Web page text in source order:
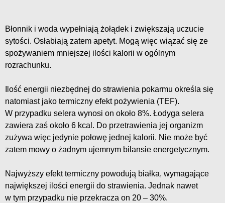
Błonnik i woda wypełniają żołądek i zwiększają uczucie
sytości. Osłabiają zatem apetyt. Mogą więc wiązać się ze
spożywaniem mniejszej ilości kalorii w ogólnym
rozrachunku.
Ilość energii niezbędnej do strawienia pokarmu określa się
natomiast jako termiczny efekt pożywienia (TEF).
W przypadku selera wynosi on około 8%. Łodyga selera
zawiera zaś około 6 kcal. Do przetrawienia jej organizm
zużywa więc jedynie połowę jednej kalorii. Nie może być
zatem mowy o żadnym ujemnym bilansie energetycznym.
Najwyższy efekt termiczny powodują białka, wymagające
największej ilości energii do strawienia. Jednak nawet
w tym przypadku nie przekracza on 20 – 30%.